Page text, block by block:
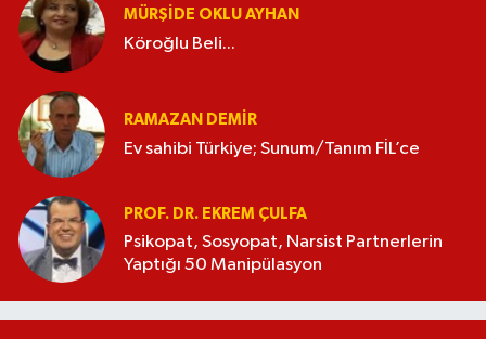
MÜRŞIDE OKLU AYHAN
Köroğlu Beli...
RAMAZAN DEMİR
Ev sahibi Türkiye; Sunum/Tanım FİL’ce
PROF. DR. EKREM ÇULFA
Psikopat, Sosyopat, Narsist Partnerlerin
Yaptığı 50 Manipülasyon